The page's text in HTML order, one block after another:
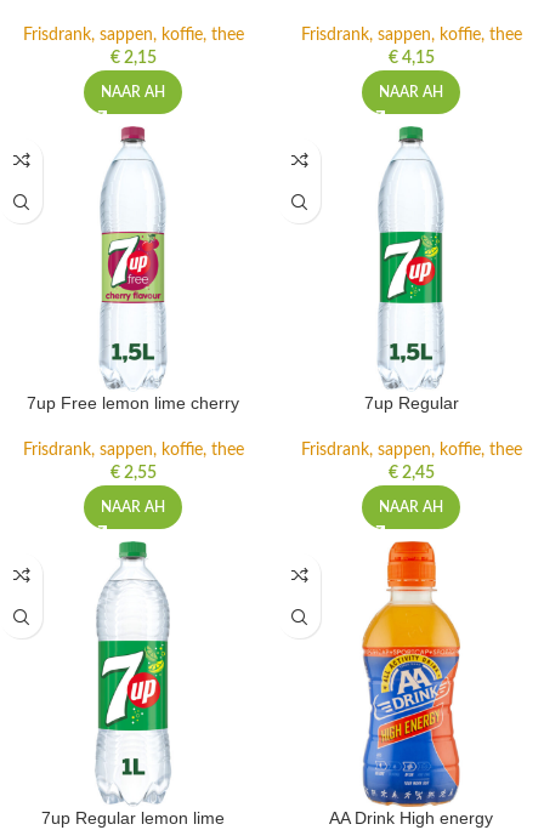
Frisdrank, sappen, koffie, thee
€2,15
NAAR AH
Frisdrank, sappen, koffie, thee
€4,15
NAAR AH
7up Free lemon lime cherry
Frisdrank, sappen, koffie, thee
€2,55
NAAR AH
7up Regular
Frisdrank, sappen, koffie, thee
€2,45
NAAR AH
7up Regular lemon lime AA Drink High energy